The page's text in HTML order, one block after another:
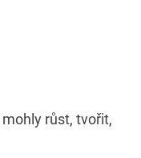
růst, tvořit,